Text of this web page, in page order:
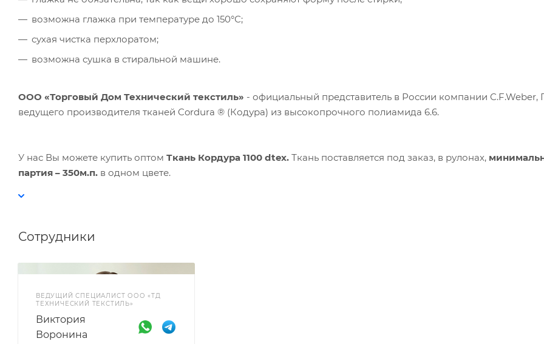
возможна глажка при температуре до 150°С;
сухая чистка перхлоратом;
возможна сушка в стиральной машине.
ООО «Торговый Дом Технический текстиль» - официальный представитель в России компании С.F.Weber,
ведущего производителя тканей Cordura ® (Кодура) из высокопрочного полиамида 6.6.
У нас Вы можете купить оптом Ткань Кордура 1100 dtex. Ткань поставляется под заказ, в рулонах,
партия – 350м.п. в одном цвете.
Сотрудники
ВЕДУЩИЙ СПЕЦИАЛИСТ ООО «ТД
ТЕХНИЧЕСКИЙ ТЕКСТИЛЬ»
Виктория
Воронина